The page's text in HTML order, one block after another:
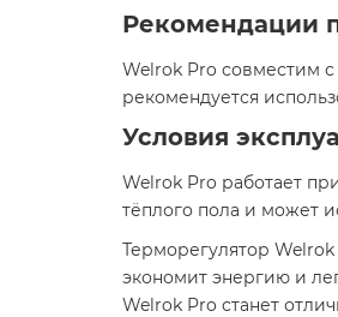
Рекомендации
Welrok Pro совместим
рекомендуется
Условия
Welrok Pro работает
тёплого пола и может
Терморегулятор
экономит энергию и
Welrok Pro станет